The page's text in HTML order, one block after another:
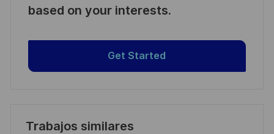
based on your interests.
Get Started
Trabajos similares